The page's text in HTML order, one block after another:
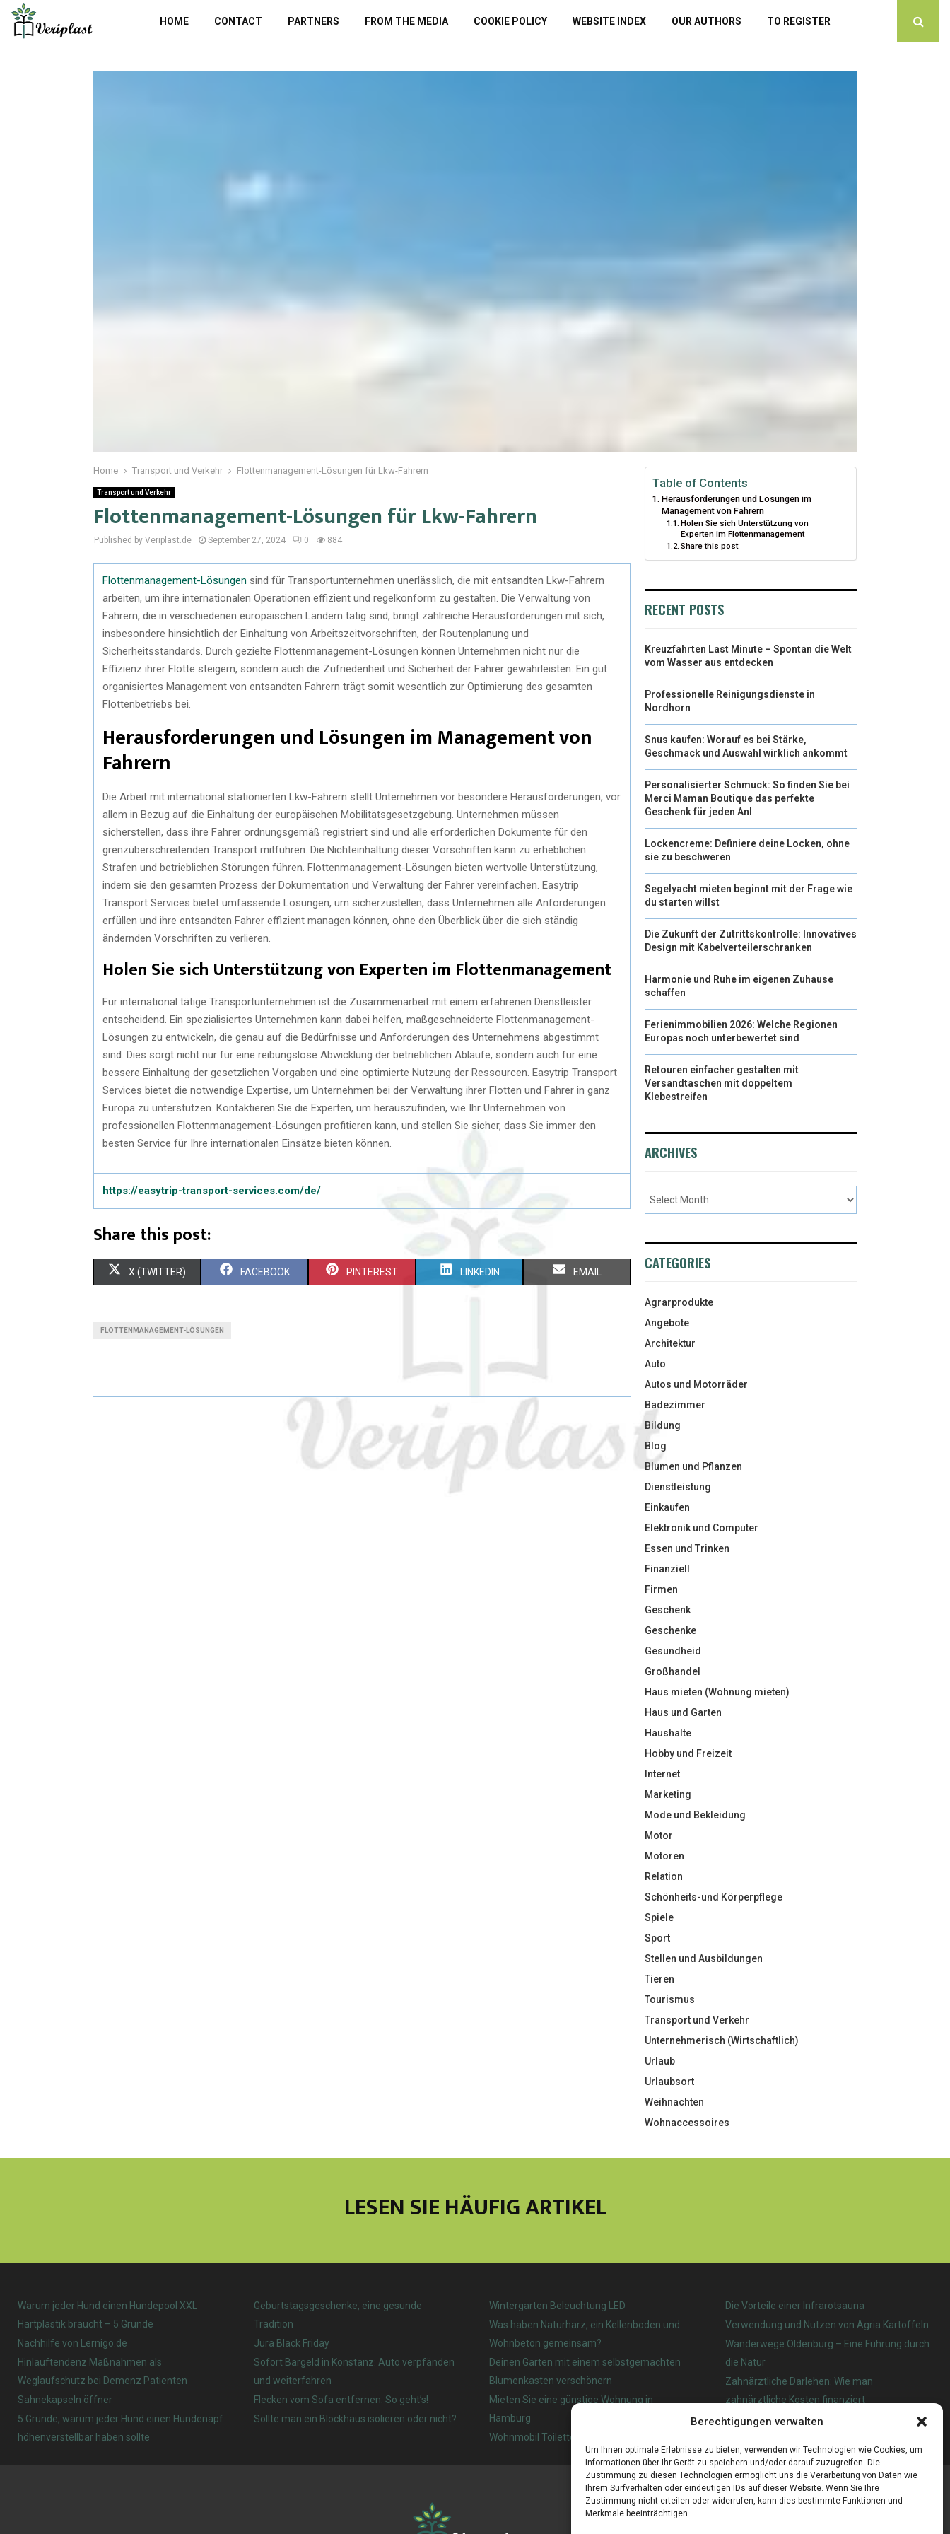
Berechtigungen verwalten
Um Ihnen optimale Erlebnisse zu bieten, verwenden wir Technologien wie Cookies, um
Informationen über Ihr Gerät zu speichern und/oder darauf zuzugreifen. Die
Zustimmung zu diesen Technologien ermöglicht uns die Verarbeitung von Daten wie
Ihrem Surfverhalten oder eindeutigen IDs auf dieser Website. Wenn Sie Ihre
Zustimmung nicht erteilen oder widerrufen, kann dies bestimmte Funktionen und
Merkmale beeinträchtigen.
HOME CONTACT PARTNERS FROM THE MEDIA COOKIE POLICY WEBSITE INDEX OUR AUTHORS TO REGISTER
Home Transport und Verkehr Flottenmanagement-Lösungen für Lkw-Fahrern
Transport und Verkehr
Flottenmanagement-Lösungen für Lkw-Fahrern
Published by Veriplast.de September 27, 2024 0 884
Flottenmanagement-Lösungen sind für Transportunternehmen unerlässlich, die mit entsandten Lkw-Fahrern
arbeiten, um ihre internationalen Operationen effizient und regelkonform zu gestalten. Die Verwaltung von
Fahrern, die in verschiedenen europäischen Ländern tätig sind, bringt zahlreiche Herausforderungen mit sich,
insbesondere hinsichtlich der Einhaltung von Arbeitszeitvorschriften, der Routenplanung und
Sicherheitsstandards. Durch gezielte Flottenmanagement-Lösungen können Unternehmen nicht nur die
Effizienz ihrer Flotte steigern, sondern auch die Zufriedenheit und Sicherheit der Fahrer gewährleisten. Ein gut
organisiertes Management von entsandten Fahrern trägt somit wesentlich zur Optimierung des gesamten
Flottenbetriebs bei.
Herausforderungen und Lösungen im Management von
Fahrern
Die Arbeit mit international stationierten Lkw-Fahrern stellt Unternehmen vor besondere Herausforderungen, vor
allem in Bezug auf die Einhaltung der europäischen Mobilitätsgesetzgebung. Unternehmen müssen
sicherstellen, dass ihre Fahrer ordnungsgemäß registriert sind und alle erforderlichen Dokumente für den
grenzüberschreitenden Transport mitführen. Die Nichteinhaltung dieser Vorschriften kann zu erheblichen
Strafen und betrieblichen Störungen führen. Flottenmanagement-Lösungen bieten wertvolle Unterstützung,
indem sie den gesamten Prozess der Dokumentation und Verwaltung der Fahrer vereinfachen. Easytrip
Transport Services bietet umfassende Lösungen, um sicherzustellen, dass Unternehmen alle Anforderungen
erfüllen und ihre entsandten Fahrer effizient managen können, ohne den Überblick über die sich ständig
ändernden Vorschriften zu verlieren.
Holen Sie sich Unterstützung von Experten im Flottenmanagement
Für international tätige Transportunternehmen ist die Zusammenarbeit mit einem erfahrenen Dienstleister
entscheidend. Ein spezialisiertes Unternehmen kann dabei helfen, maßgeschneiderte Flottenmanagement-
Lösungen zu entwickeln, die genau auf die Bedürfnisse und Anforderungen des Unternehmens abgestimmt
sind. Dies sorgt nicht nur für eine reibungslose Abwicklung der betrieblichen Abläufe, sondern auch für eine
bessere Einhaltung der gesetzlichen Vorgaben und eine optimierte Nutzung der Ressourcen. Easytrip Transport
Services bietet die notwendige Expertise, um Unternehmen bei der Verwaltung ihrer Flotten und Fahrer in ganz
Europa zu unterstützen. Kontaktieren Sie die Experten, um herauszufinden, wie Ihr Unternehmen von
professionellen Flottenmanagement-Lösungen profitieren kann, und stellen Sie sicher, dass Sie immer den
besten Service für Ihre internationalen Einsätze bieten können.
https://easytrip-transport-services.com/de/
Share this post:
X (TWITTER) FACEBOOK PINTEREST LINKEDIN EMAIL
FLOTTENMANAGEMENT-LÖSUNGEN
Table of Contents
Herausforderungen und Lösungen im
Management von Fahrern
Holen Sie sich Unterstützung von
Experten im Flottenmanagement
Share this post:
RECENT POSTS
Kreuzfahrten Last Minute – Spontan die Welt
vom Wasser aus entdecken
Professionelle Reinigungsdienste in
Nordhorn
Snus kaufen: Worauf es bei Stärke,
Geschmack und Auswahl wirklich ankommt
Personalisierter Schmuck: So finden Sie bei
Merci Maman Boutique das perfekte
Geschenk für jeden Anl
Lockencreme: Definiere deine Locken, ohne
sie zu beschweren
Segelyacht mieten beginnt mit der Frage wie
du starten willst
Die Zukunft der Zutrittskontrolle: Innovatives
Design mit Kabelverteilerschranken
Harmonie und Ruhe im eigenen Zuhause
schaffen
Ferienimmobilien 2026: Welche Regionen
Europas noch unterbewertet sind
Retouren einfacher gestalten mit
Versandtaschen mit doppeltem
Klebestreifen
ARCHIVES
CATEGORIES
Agrarprodukte
Angebote
Architektur
Auto
Autos und Motorräder
Badezimmer
Bildung
Blog
Blumen und Pflanzen
Dienstleistung
Einkaufen
Elektronik und Computer
Essen und Trinken
Finanziell
Firmen
Geschenk
Geschenke
Gesundheid
Großhandel
Haus mieten (Wohnung mieten)
Haus und Garten
Haushalte
Hobby und Freizeit
Internet
Marketing
Mode und Bekleidung
Motor
Motoren
Relation
Schönheits-und Körperpflege
Spiele
Sport
Stellen und Ausbildungen
Tieren
Tourismus
Transport und Verkehr
Unternehmerisch (Wirtschaftlich)
Urlaub
Urlaubsort
Weihnachten
Wohnaccessoires
LESEN SIE HÄUFIG ARTIKEL
Warum jeder Hund einen Hundepool XXL
Hartplastik braucht – 5 Gründe
Nachhilfe von Lernigo.de
Hinlauftendenz Maßnahmen als
Weglaufschutz bei Demenz Patienten
Sahnekapseln öffner
5 Gründe, warum jeder Hund einen Hundenapf
höhenverstellbar haben sollte
Geburtstagsgeschenke, eine gesunde
Tradition
Jura Black Friday
Sofort Bargeld in Konstanz: Auto verpfänden
und weiterfahren
Flecken vom Sofa entfernen: So geht’s!
Sollte man ein Blockhaus isolieren oder nicht?
Wintergarten Beleuchtung LED
Was haben Naturharz, ein Kellenboden und
Wohnbeton gemeinsam?
Deinen Garten mit einem selbstgemachten
Blumenkasten verschönern
Mieten Sie eine günstige Wohnung in
Hamburg
Wohnmobil Toilette: Welches ist das beste?
Die Vorteile einer Infrarotsauna
Verwendung und Nutzen von Agria Kartoffeln
Wanderwege Oldenburg – Eine Führung durch
die Natur
Zahnärztliche Darlehen: Wie man
zahnärztliche Kosten finanziert